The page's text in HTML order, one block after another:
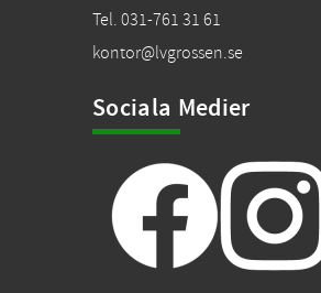
Tel. 031-761 31 61
kontor@lvgrossen.se
Sociala Medier